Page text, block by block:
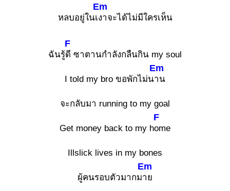
หลบอยู่ในเ
Em
งาจะได้ไม่มีใครเห็น
ฉันรู้
F
ดี ซาตานกำลังกลืนกิน my soul
I told my bro ขอพักไม่น
Em
าน
จะกลับมา running to my goal
Get money back to my h
F
ome
Illslick lives in my bones
ผู้คนรอบตัวมากม
Em
าย